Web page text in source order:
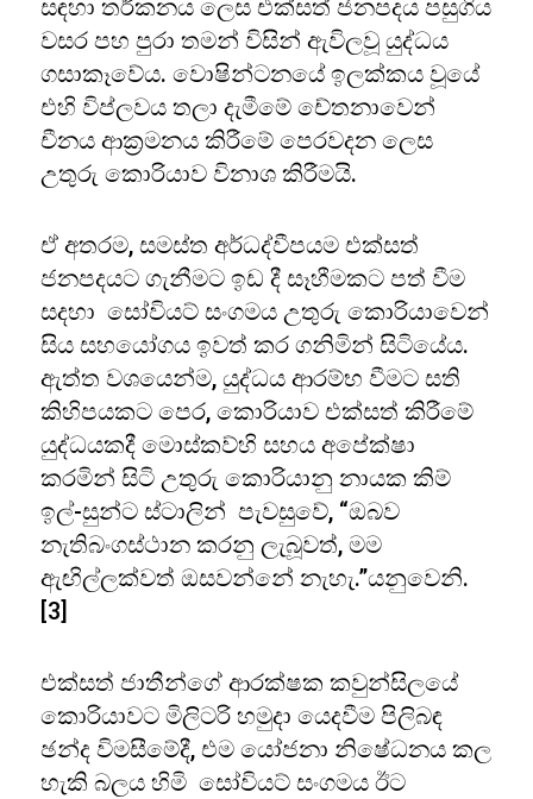
සඳහා තර්කනය ලෙස එක්සත් ජනපදය පසුගිය
වසර පහ පුරා තමන් විසින් ඇවිලවූ යුද්ධය
ගසාකෑවේය. වොෂින්ටනයේ ඉලක්කය වූයේ
එහි විප්ලවය තලා දැමීමේ චේතනාවෙන්
චීනය ආක්‍රමනය කිරීමේ පෙරවදන ලෙස
උතුරු කොරියාව විනාශ කිරීමයි.
ඒ අතරම, සමස්ත අර්ධද්වීපයම එක්සත්
ජනපදයට ගැනීමට ඉඩ දී සෑහීමකට පත් වීම
සදහා සෝවියට් සංගමය උතුරු කොරියාවෙන්
සිය සහයෝගය ඉවත් කර ගනිමින් සිටියේය.
ඇත්ත වශයෙන්ම, යුද්ධය ආරම්භ වීමට සති
කිහිපයකට පෙර, කොරියාව එක්සත් කිරීමේ
යුද්ධයකදී මොස්කව්හි සහය අපේක්ෂා
කරමින් සිටි උතුරු කොරියානු නායක කිම්
ඉල්-සුන්ට ස්ටාලින් පැවසුවේ, “ඔබව
නැතිබංගස්ථාන කරනු ලැබූවත්, මම
ඇඟිල්ලක්වත් ඔසවන්නේ නැහැ.”යනුවෙනි.
[3]
එක්සත් ජාතීන්ගේ ආරක්ෂක කවුන්සිලයේ
කොරියාවට මිලිටරි හමුදා යෙදවීම පිලිබඳ
ඡන්ද විමසීමේදී, එම යෝජනා නිෂේධනය කල
හැකි බලය හිමි සෝවියට් සංගමය ඊට